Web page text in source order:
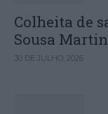
Colheita de
Sousa
30 DE JULHO, 2026